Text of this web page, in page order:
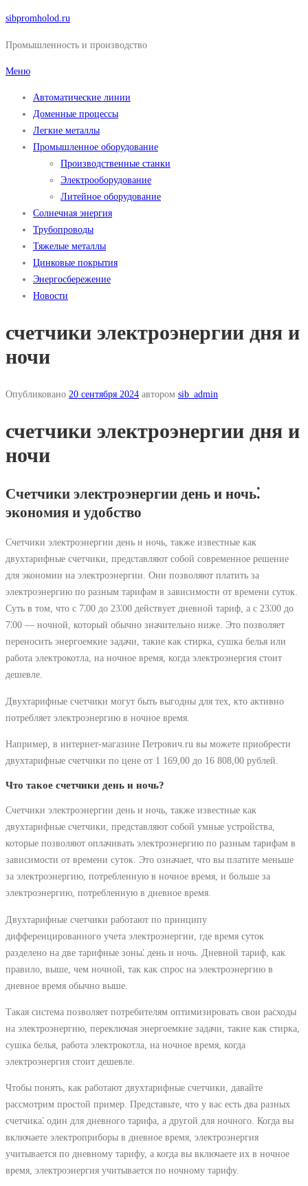
Перейти
содержимому
sibpromholod.ru
Промышленность и производство
Меню
Автоматические линии
Доменные процессы
Легкие металлы
Промышленное оборудование
Производственные станки
Электрооборудование
Литейное оборудование
Солнечная энергия
Трубопроводы
Тяжелые металлы
Цинковые покрытия
Энергосбережение
Новости
счетчики электроэнергии дня и
ночи
Опубликовано 20 сентября 2024 автором sib_admin
счетчики электроэнергии дня и
ночи
Счетчики электроэнергии день и ночь⁚
экономия и удобство
Счетчики электроэнергии день и ночь, также известные как
двухтарифные счетчики, представляют собой современное решение
для экономии на электроэнергии. Они позволяют платить за
электроэнергию по разным тарифам в зависимости от времени суток.
Суть в том, что с 7⁚00 до 23⁚00 действует дневной тариф, а с 23⁚00 до
7⁚00 ― ночной, который обычно значительно ниже. Это позволяет
переносить энергоемкие задачи, такие как стирка, сушка белья или
работа электрокотла, на ночное время, когда электроэнергия стоит
дешевле.
Двухтарифные счетчики могут быть выгодны для тех, кто активно
потребляет электроэнергию в ночное время.
Например, в интернет-магазине Петрович.ru вы можете приобрести
двухтарифные счетчики по цене от 1 169,00 до 16 808,00 рублей.
Что такое счетчики день и ночь?
Счетчики электроэнергии день и ночь, также известные как
двухтарифные счетчики, представляют собой умные устройства,
которые позволяют оплачивать электроэнергию по разным тарифам в
зависимости от времени суток. Это означает, что вы платите меньше
за электроэнергию, потребленную в ночное время, и больше за
электроэнергию, потребленную в дневное время.
Двухтарифные счетчики работают по принципу
дифференцированного учета электроэнергии, где время суток
разделено на две тарифные зоны⁚ день и ночь. Дневной тариф, как
правило, выше, чем ночной, так как спрос на электроэнергию в
дневное время обычно выше.
Такая система позволяет потребителям оптимизировать свои расходы
на электроэнергию, переключая энергоемкие задачи, такие как стирка,
сушка белья, работа электрокотла, на ночное время, когда
электроэнергия стоит дешевле.
Чтобы понять, как работают двухтарифные счетчики, давайте
рассмотрим простой пример. Представьте, что у вас есть два разных
счетчика⁚ один для дневного тарифа, а другой для ночного. Когда вы
включаете электроприборы в дневное время, электроэнергия
учитывается по дневному тарифу, а когда вы включаете их в ночное
время, электроэнергия учитывается по ночному тарифу.